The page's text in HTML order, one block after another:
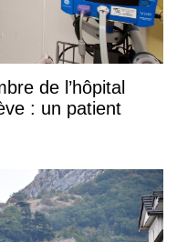
de l’hôpital
: un patient